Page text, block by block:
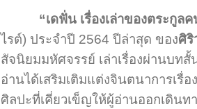
“เดฟั่น เรื่องเล่าของตระกูล
ไรต์) ประจำปี 2564 ปีล่าสุด ของศิ
สัจนิยมมหัศจรรย์ เล่าเรื่องผ่านบท
อ่านได้เสริมเติมแต่งจินตนาการเรื่
ศิลปะที่เคี่ยวเข็ญให้ผู้อ่านออกเดินท